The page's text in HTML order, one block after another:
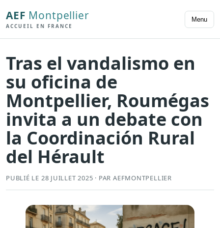
AEF Montpellier
ACCUEIL EN FRANCE
Menu
Tras el vandalismo en
su oficina de
Montpellier, Roumégas
invita a un debate con
la Coordinación Rural
del Hérault
PUBLIÉ LE 28 JUILLET 2025 · PAR AEFMONTPELLIER